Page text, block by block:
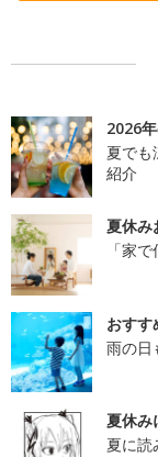
2026
夏でも
紹介
夏休み
「家
おすす
雨の日
夏休み
夏に読